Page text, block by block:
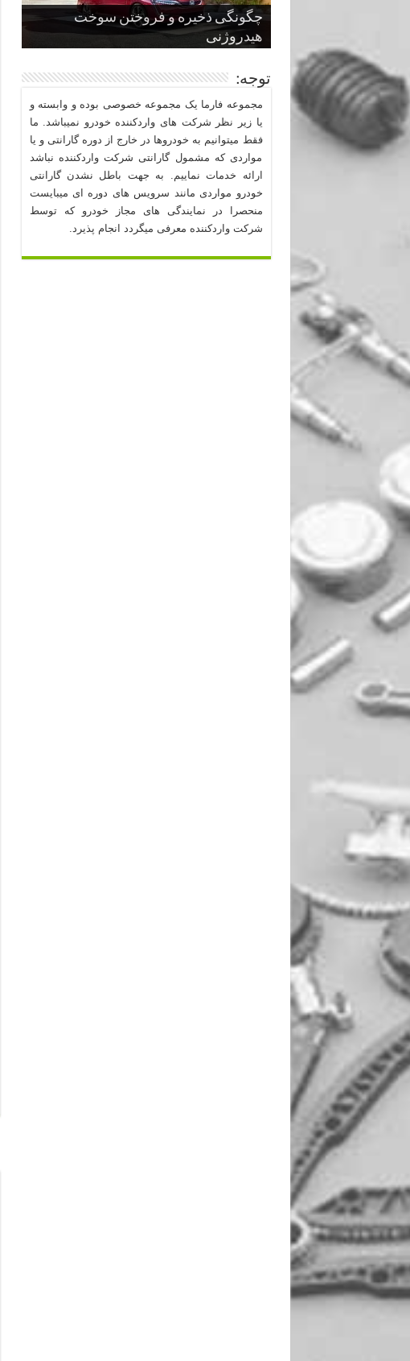
چگونگی ذخیره و فروختن سوخت
هیدروژنی
قدرتمندترین ماسل کارها یا خودروهای
عضلانی امریکایی
چرا نمک باعث خوردگی خودرو می شود؟
پنج کابین جذاب سال های اخیر صنعت
خودروسازی
از صفر تا صد طراحی خودرو قسمت
سوم
توجه:
مجموعه فارما یک مجموعه خصوصی بوده و وابسته و
یا زیر نظر شرکت های واردکننده خودرو نمیباشد. ما
فقط میتوانیم به خودروها در خارج از دوره گارانتی و یا
مواردی که مشمول گارانتی شرکت واردکننده نباشد
ارائه خدمات نماییم. به جهت باطل نشدن گارانتی
خودرو مواردی مانند سرویس های دوره ای میبایست
منحصرا در نمایندگی های مجاز خودرو که توسط
شرکت واردکننده معرفی میگردد انجام پذیرد.